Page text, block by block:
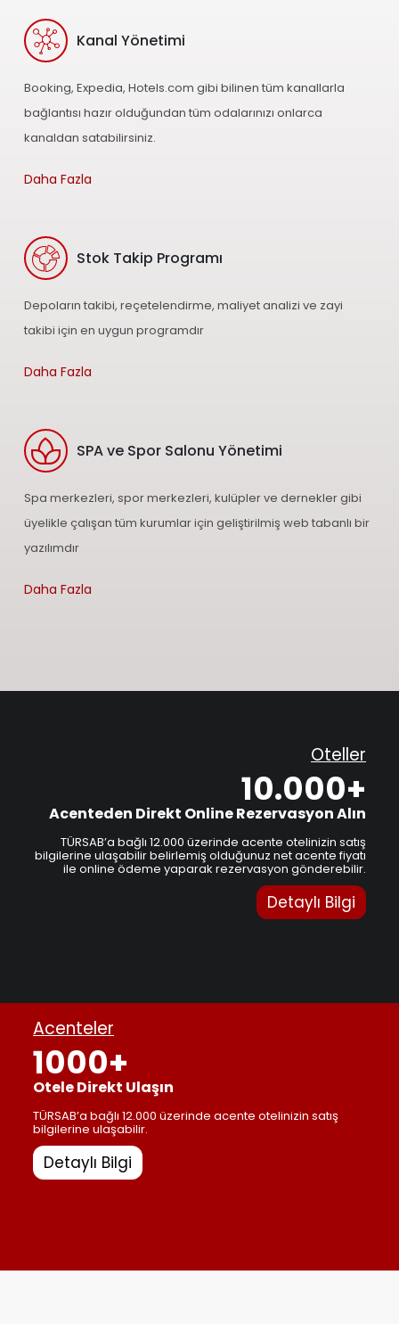
Kanal Yönetimi
Booking, Expedia, Hotels.com gibi bilinen tüm kanallarla
bağlantısı hazır olduğundan tüm odalarınızı onlarca
kanaldan satabilirsiniz.
Daha Fazla
Stok Takip Programı
Depoların takibi, reçetelendirme, maliyet analizi ve zayi
takibi için en uygun programdır
Daha Fazla
SPA ve Spor Salonu Yönetimi
Spa merkezleri, spor merkezleri, kulüpler ve dernekler gibi
üyelikle çalışan tüm kurumlar için geliştirilmiş web tabanlı bir
yazılımdır
Daha Fazla
Oteller
10.000+
Acenteden Direkt Online Rezervasyon Alın
TÜRSAB’a bağlı 12.000 üzerinde acente otelinizin satış
bilgilerine ulaşabilir belirlemiş olduğunuz net acente fiyatı
ile online ödeme yaparak rezervasyon gönderebilir.
Detaylı Bilgi
Acenteler
1000+
Otele Direkt Ulaşın
TÜRSAB’a bağlı 12.000 üzerinde acente otelinizin satış
bilgilerine ulaşabilir.
Detaylı Bilgi